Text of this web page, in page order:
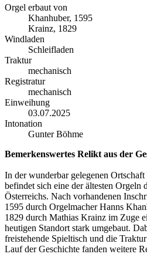
Orgel erbaut von
Khanhuber, 1595
Krainz, 1829
Windladen
Schleifladen
Traktur
mechanisch
Registratur
mechanisch
Einweihung
03.07.2025
Intonation
Gunter Böhme
Bemerkenswertes Relikt aus der
In der wunderbar gelegenen
befindet sich eine der ältesten Orgeln
Österreichs. Nach vorhandenen
1595 durch Orgelmacher Hanns
1829 durch Mathias Krainz im Zuge
heutigen Standort stark umgebaut.
freistehende Spieltisch und die
Lauf der Geschichte fanden weitere